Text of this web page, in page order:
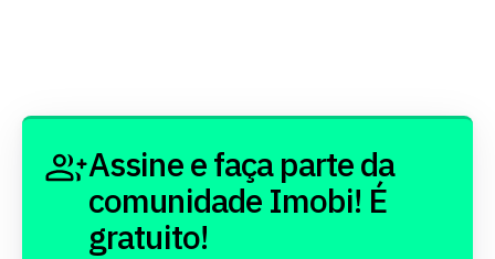
Assine e faça parte da
comunidade Imobi! É
gratuito!